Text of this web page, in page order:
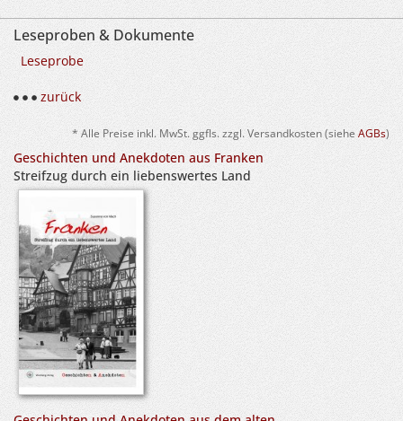
Leseproben & Dokumente
Leseprobe
zurück
* Alle Preise inkl. MwSt. ggfls. zzgl. Versandkosten (siehe AGBs)
Geschichten und Anekdoten aus Franken
Streifzug durch ein liebenswertes Land